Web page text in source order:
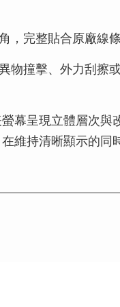
，完整貼合原廠線條
物撞擊、外力刮擦
幕呈現立體層次與
維持清晰顯示的同